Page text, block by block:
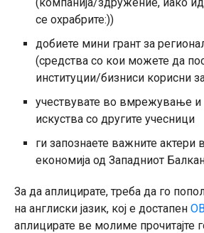
се охрабрите:))
добиете мини грант за
(средства со кои можете да
институции/бизниси корисни
учествувате во вмрежување и
искуства со другите учесници
ги запознаете важните актери
економија од Западниот
За да аплицирате, треба да го
на англиски јазик, кој е достапен
аплицирате ве молиме прочитајте